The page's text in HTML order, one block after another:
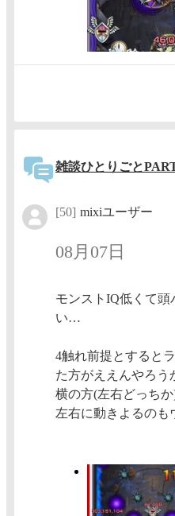
雑談ひとりごと
[50] mixiユーザー
08月07日
モンストIQ低くて頭
い…
4触れ前提とすると
た方がええんやろう
横の方(左右どっち
左右に動きよるの